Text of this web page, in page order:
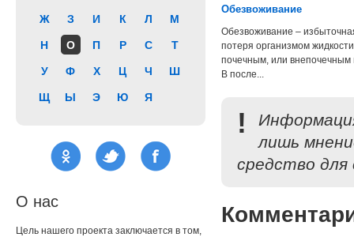
Ж З И К Л М
Н О П Р С Т
У Ф Х Ц Ч Ш
Щ Ы Э Ю Я
О нас
Цель нашего проекта заключается в том,
Обезвоживание
Обезвоживание –
потеря организмом жидкости
почечным, или внепочечным
В после...
!
лишь
средство для